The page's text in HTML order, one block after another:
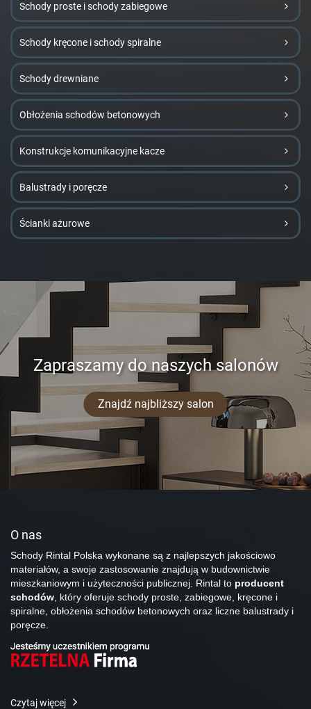
Schody proste i schody zabiegowe
Schody kręcone i schody spiralne
Schody drewniane
Obłożenia schodów betonowych
Konstrukcje komunikacyjne kacze
Balustrady i poręcze
Ścianki ażurowe
Zapraszamy do naszych salonów
Znajdź najbliższy salon
O nas
Schody Rintal Polska wykonane są z najlepszych jakościowo
materiałów, a swoje zastosowanie znajdują w budownictwie
mieszkaniowym i użyteczności publicznej. Rintal to producent
schodów, który oferuje schody proste, zabiegowe, kręcone i
spiralne, obłożenia schodów betonowych oraz liczne balustrady i
poręcze.
Czytaj więcej